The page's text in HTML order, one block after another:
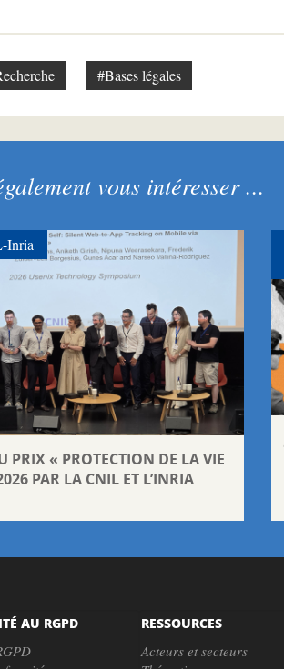
#Bases légales
vous intéresser ...
PRIX « PROTECTION DE LA VIE
PAR LA CNIL ET L’INRIA
Inria
AU RGPD
RESSOURCES
Acteurs et secteurs